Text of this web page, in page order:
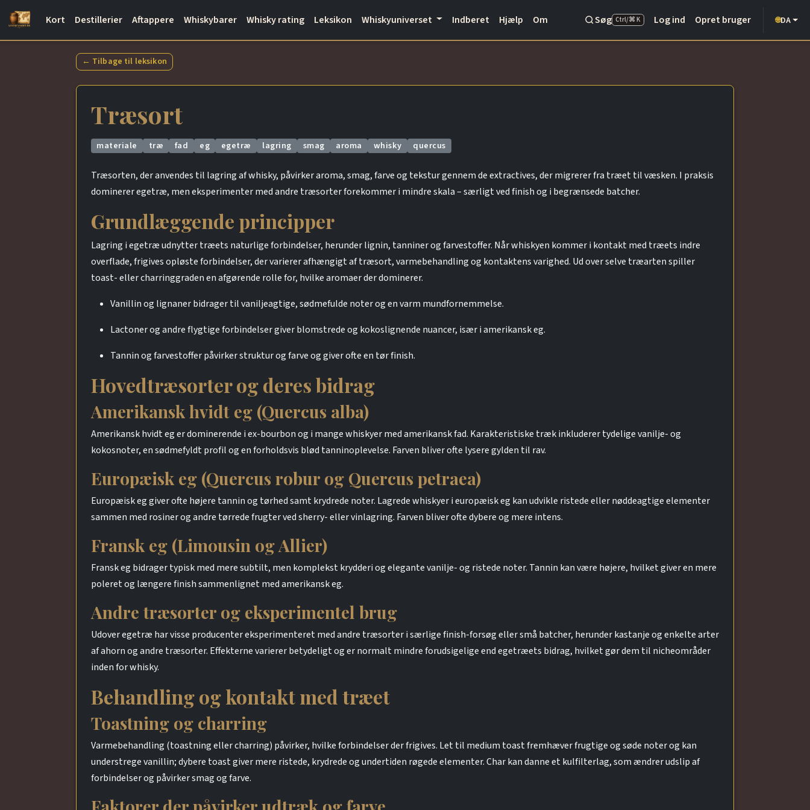
Kort Destillerier Aftappere Whiskybarer Whisky rating Leksikon Whiskyuniverset Indberet Hjælp Om Søg Ctrl/⌘ K Log ind Opret bruger 🌐DA
← Tilbage til leksikon
Træsort
materiale træ fad eg egetræ lagring smag aroma whisky quercus
Træsorten, der anvendes til lagring af whisky, påvirker aroma, smag, farve og tekstur gennem de extractives, der migrerer fra træet til væsken. I praksis
dominerer egetræ, men eksperimenter med andre træsorter forekommer i mindre skala – særligt ved finish og i begrænsede batcher.
Grundlæggende principper
Lagring i egetræ udnytter træets naturlige forbindelser, herunder lignin, tanniner og farvestoffer. Når whiskyen kommer i kontakt med træets indre
overflade, frigives opløste forbindelser, der varierer afhængigt af træsort, varmebehandling og kontaktens varighed. Ud over selve træarten spiller
toast- eller charringgraden en afgørende rolle for, hvilke aromaer der dominerer.
Vanillin og lignaner bidrager til vaniljeagtige, sødmefulde noter og en varm mundfornemmelse.
Lactoner og andre flygtige forbindelser giver blomstrede og kokoslignende nuancer, især i amerikansk eg.
Tannin og farvestoffer påvirker struktur og farve og giver ofte en tør finish.
Hovedtræsorter og deres bidrag
Amerikansk hvidt eg (Quercus alba)
Amerikansk hvidt eg er dominerende i ex-bourbon og i mange whiskyer med amerikansk fad. Karakteristiske træk inkluderer tydelige vanilje- og
kokosnoter, en sødmefyldt profil og en forholdsvis blød tanninoplevelse. Farven bliver ofte lysere gylden til rav.
Europæisk eg (Quercus robur og Quercus petraea)
Europæisk eg giver ofte højere tannin og tørhed samt krydrede noter. Lagrede whiskyer i europæisk eg kan udvikle ristede eller nøddeagtige elementer
sammen med rosiner og andre tørrede frugter ved sherry- eller vinlagring. Farven bliver ofte dybere og mere intens.
Fransk eg (Limousin og Allier)
Fransk eg bidrager typisk med mere subtilt, men komplekst krydderi og elegante vanilje- og ristede noter. Tannin kan være højere, hvilket giver en mere
poleret og længere finish sammenlignet med amerikansk eg.
Andre træsorter og eksperimentel brug
Udover egetræ har visse producenter eksperimenteret med andre træsorter i særlige finish-forsøg eller små batcher, herunder kastanje og enkelte arter
af ahorn og andre træsorter. Effekterne varierer betydeligt og er normalt mindre forudsigelige end egetræets bidrag, hvilket gør dem til nicheområder
inden for whisky.
Behandling og kontakt med træet
Toastning og charring
Varmebehandling (toastning eller charring) påvirker, hvilke forbindelser der frigives. Let til medium toast fremhæver frugtige og søde noter og kan
understrege vanillin; dybere toast giver mere ristede, krydrede og undertiden røgede elementer. Char kan danne et kulfilterlag, som ændrer udslip af
forbindelser og påvirker smag og farve.